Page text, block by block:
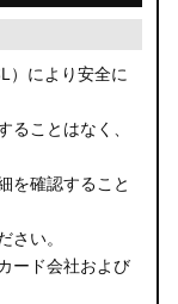
）により安全に
ることはなく、
を確認すること
さい。
ード会社および